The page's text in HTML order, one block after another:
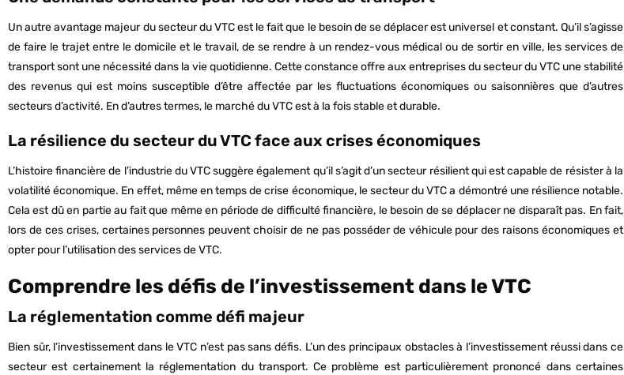
Un autre avantage majeur du secteur du VTC est le fait que le besoin de se déplacer est universel et constant. Qu’il s’agisse
de faire le trajet entre le domicile et le travail, de se rendre à un rendez-vous médical ou de sortir en ville, les services de
transport sont une nécessité dans la vie quotidienne. Cette constance offre aux entreprises du secteur du VTC une stabilité
des revenus qui est moins susceptible d’être affectée par les fluctuations économiques ou saisonnières que d’autres
secteurs d’activité. En d’autres termes, le marché du VTC est à la fois stable et durable.
La résilience du secteur du VTC face aux crises économiques
L’histoire financière de l’industrie du VTC suggère également qu’il s’agit d’un secteur résilient qui est capable de résister à la
volatilité économique. En effet, même en temps de crise économique, le secteur du VTC a démontré une résilience notable.
Cela est dû en partie au fait que même en période de difficulté financière, le besoin de se déplacer ne disparaît pas. En fait,
lors de ces crises, certaines personnes peuvent choisir de ne pas posséder de véhicule pour des raisons économiques et
opter pour l’utilisation des services de VTC.
Comprendre les défis de l’investissement dans le VTC
La réglementation comme défi majeur
Bien sûr, l’investissement dans le VTC n’est pas sans défis. L’un des principaux obstacles à l’investissement réussi dans ce
secteur est certainement la réglementation du transport. Ce problème est particulièrement prononcé dans certaines